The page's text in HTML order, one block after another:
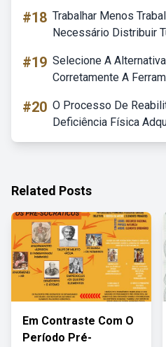
#18 Trabalhar Menos
Necessário Distribuir
#19 Selecione A
Corretamente A
#20 O Processo De
Deficiência Física
Related Posts
Em Contraste Com O
Período Pré-